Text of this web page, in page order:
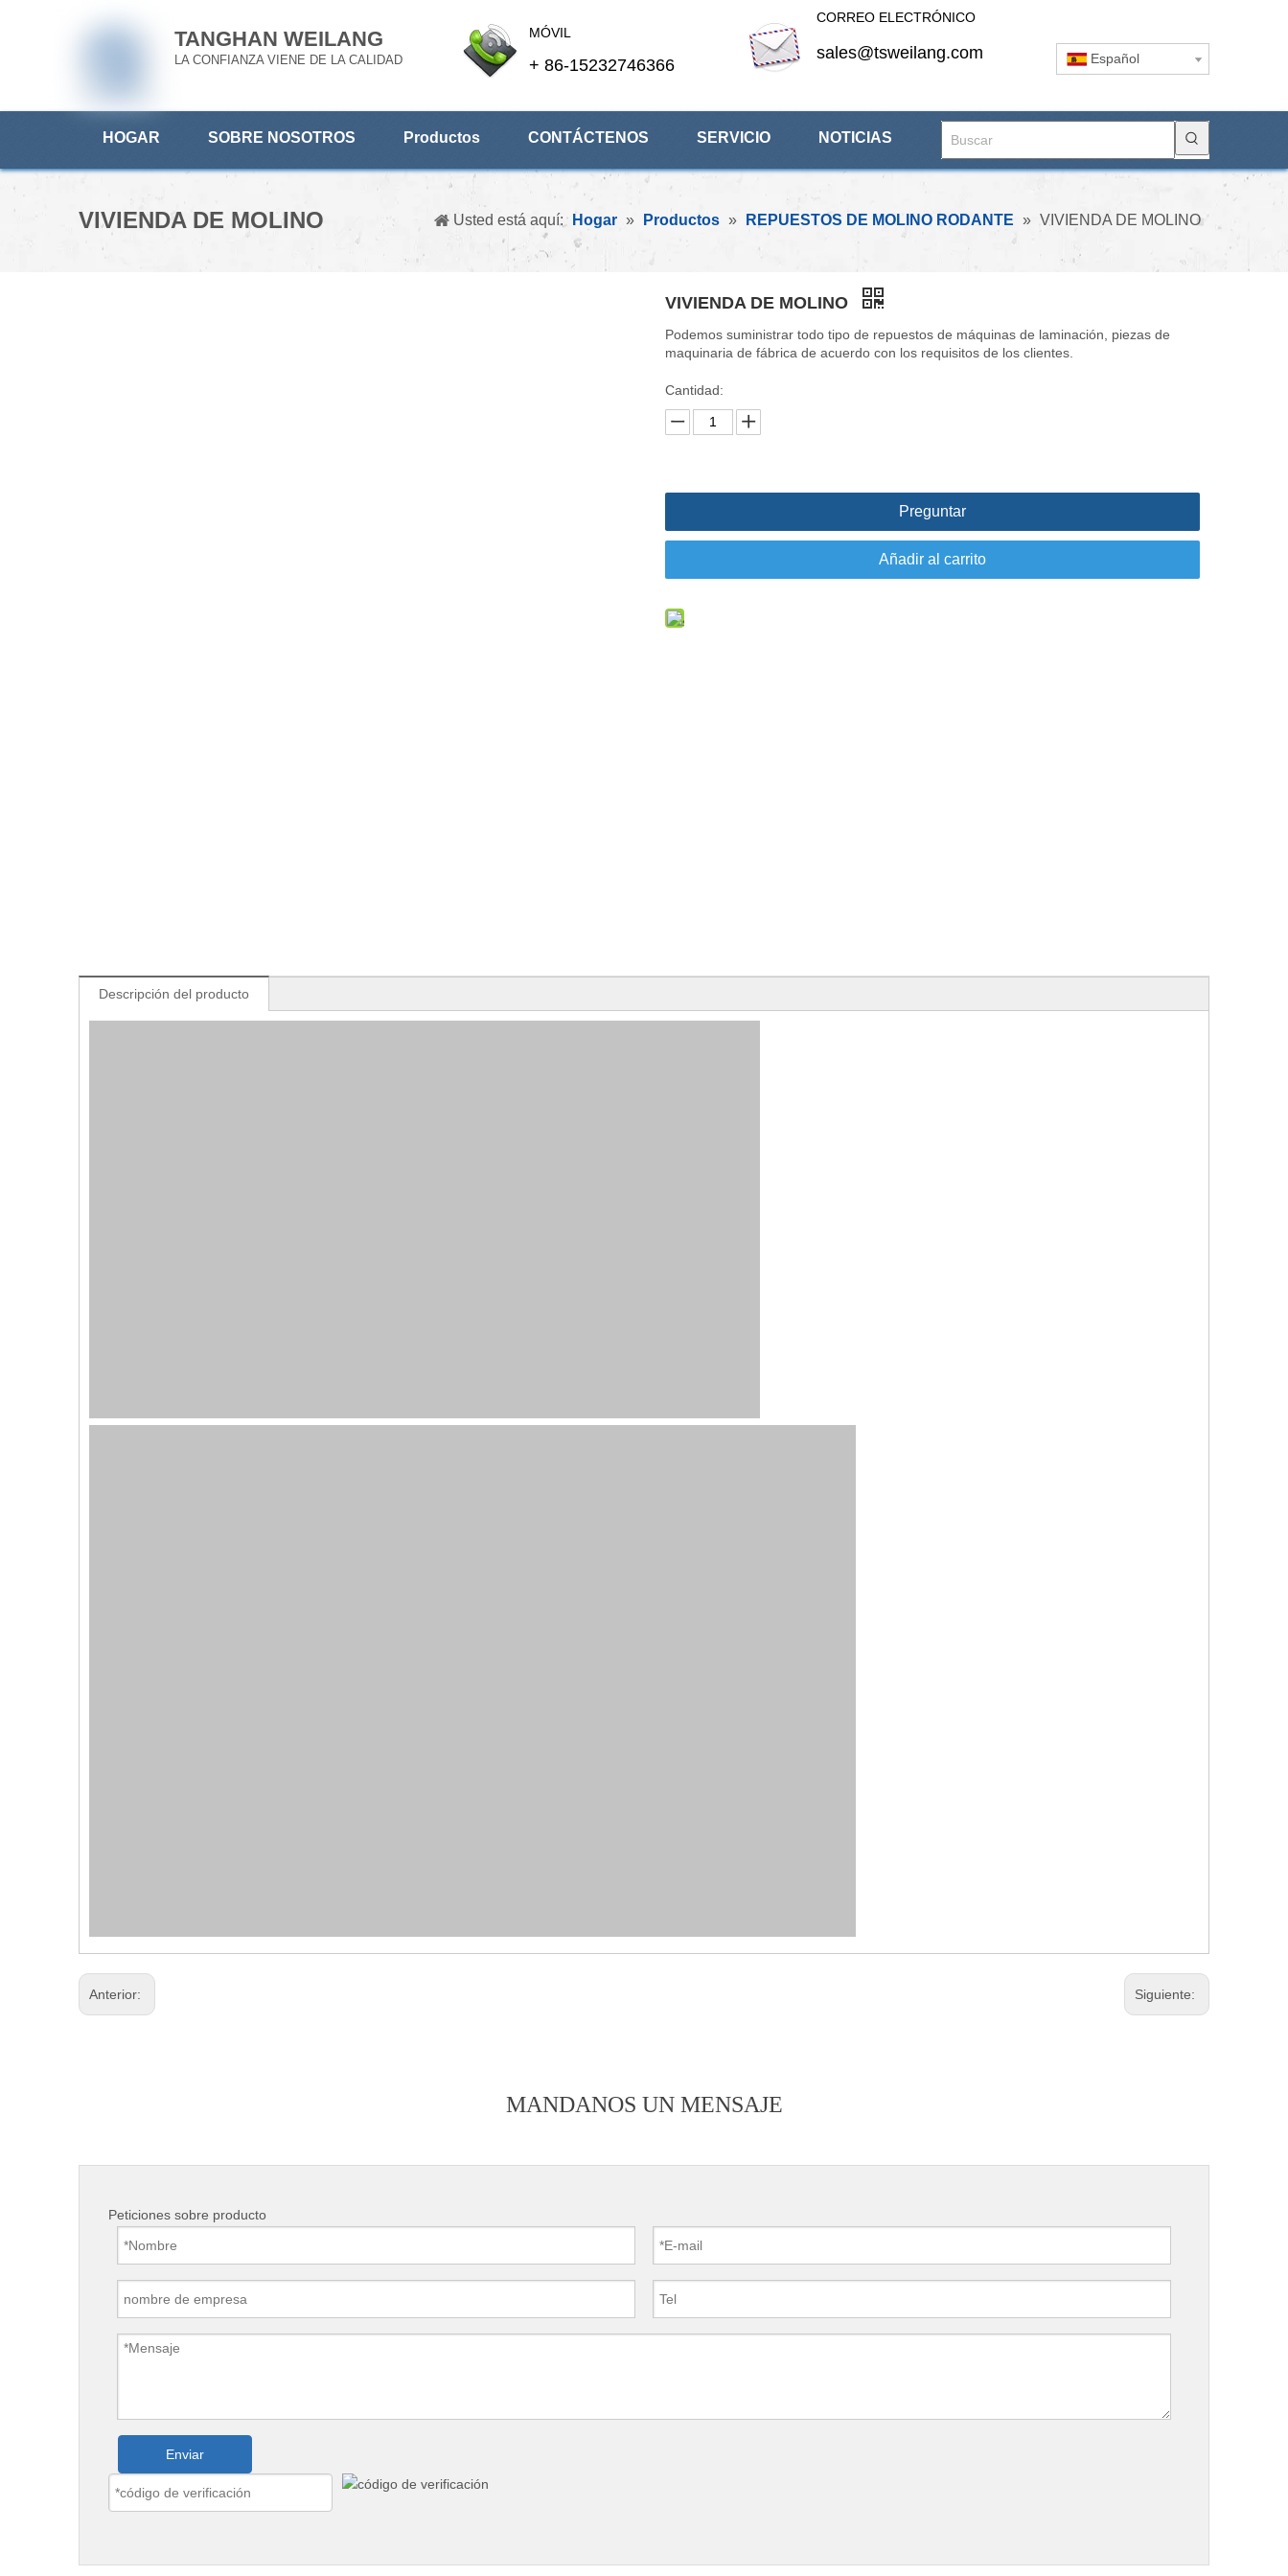
TANGHAN WEILANG
LA CONFIANZA VIENE DE LA CALIDAD
MÓVIL
+ 86-15232746366
CORREO ELECTRÓNICO
sales@tsweilang.com Español
HOGAR SOBRE NOSOTROS Productos CONTÁCTENOS SERVICIO NOTICIAS
VIVIENDA DE MOLINO Usted está aquí: Hogar » Productos » REPUESTOS DE MOLINO RODANTE » VIVIENDA DE MOLINO
VIVIENDA DE MOLINO
Podemos suministrar todo tipo de repuestos de máquinas de laminación, piezas de
maquinaria de fábrica de acuerdo con los requisitos de los clientes.
Cantidad:
Preguntar
Añadir al carrito
Descripción del producto
Anterior: Siguiente:
MANDANOS UN MENSAJE
Peticiones sobre producto
Enviar